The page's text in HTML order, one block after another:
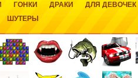
ГОНКИ ДРАКИ ДЛЯ ДЕВОЧЕК
ШУТЕРЫ